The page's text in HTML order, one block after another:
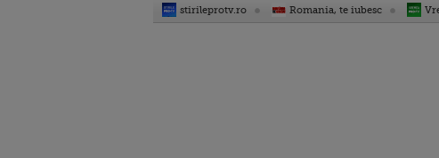
stirileprotv.ro Romania, te iubesc